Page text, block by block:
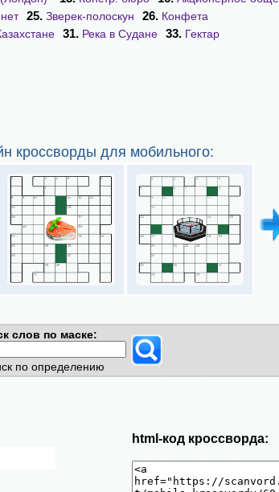
25. Зверек-полоскун 26. Конфета
31. Река в Судане 33. Гектар
кроссворды для мобильного:
слов по маске:
по определению
html-код кроссворда: